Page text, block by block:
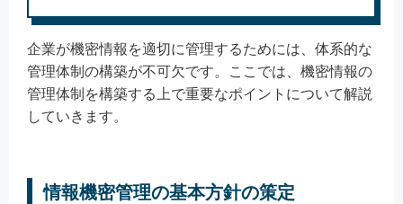
企業が機密情報を適切に管理するためには、体系的な
管理体制の構築が不可欠です。ここでは、機密情報の
管理体制を構築する上で重要なポイントについて解説
していきます。
情報機密管理の基本方針の策定